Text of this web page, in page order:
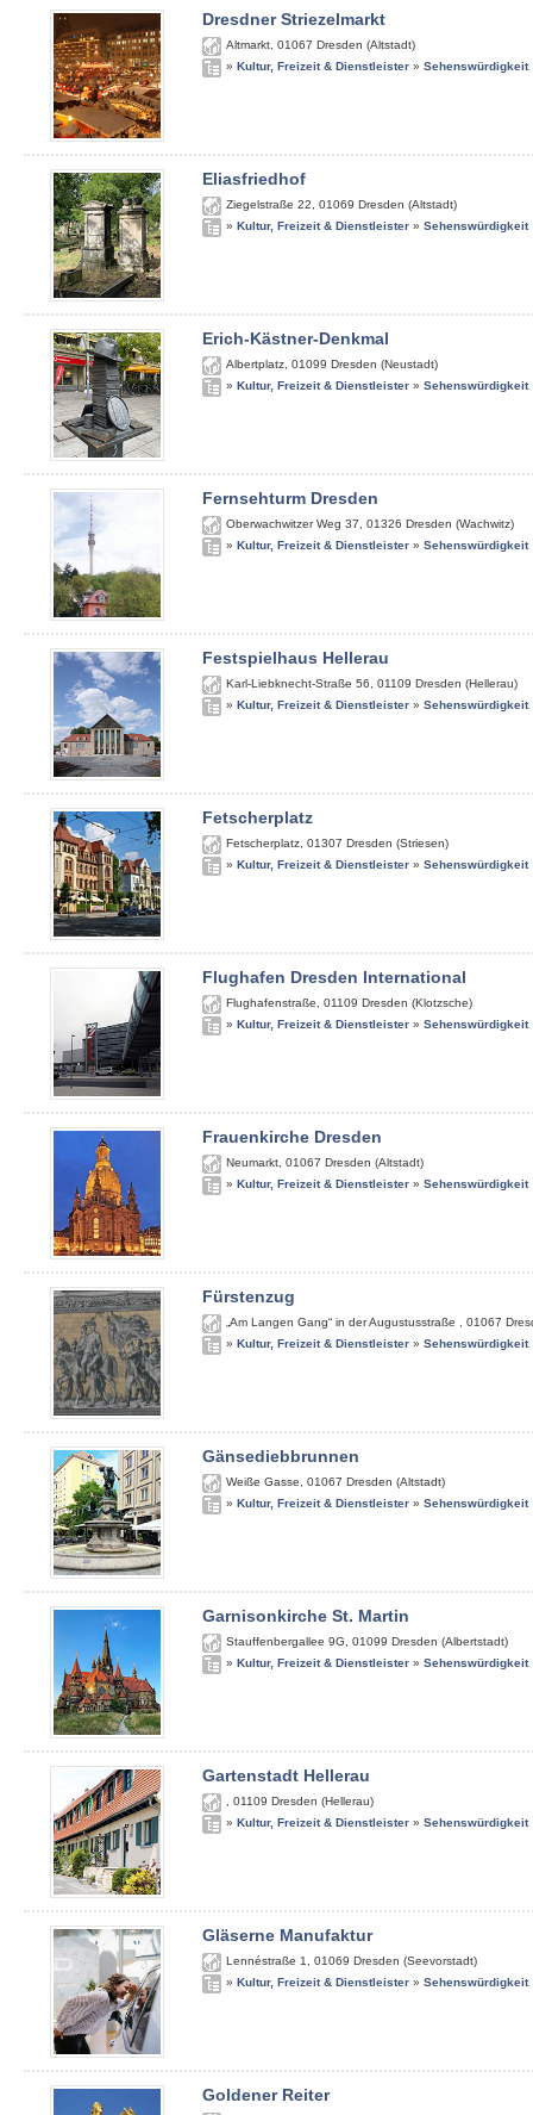
Dresdner Striezelmarkt
Altmarkt 01067 Dresden (Altstadt)
» Kultur, Freizeit & Dienstleister » Sehenswürdigkeit
Eliasfriedhof
Ziegelstraße 22 01069 Dresden (Altstadt)
» Kultur, Freizeit & Dienstleister » Sehenswürdigkeit
Erich-Kästner-Denkmal
Albertplatz 01099 Dresden (Neustadt)
» Kultur, Freizeit & Dienstleister » Sehenswürdigkeit
Fernsehturm Dresden
Oberwachwitzer Weg 37 01326 Dresden (Wachwitz)
» Kultur, Freizeit & Dienstleister » Sehenswürdigkeit
Festspielhaus Hellerau
Karl-Liebknecht-Straße 56 01109 Dresden (Hellerau)
» Kultur, Freizeit & Dienstleister » Sehenswürdigkeit
Fetscherplatz
Fetscherplatz 01307 Dresden (Striesen)
» Kultur, Freizeit & Dienstleister » Sehenswürdigkeit
Flughafen Dresden International
Flughafenstraße 01109 Dresden (Klotzsche)
» Kultur, Freizeit & Dienstleister » Sehenswürdigkeit
Frauenkirche Dresden
Neumarkt 01067 Dresden (Altstadt)
» Kultur, Freizeit & Dienstleister » Sehenswürdigkeit
Fürstenzug
„Am Langen Gang“ in der Augustusstraße 01067
» Kultur, Freizeit & Dienstleister » Sehenswürdigkeit
Gänsediebbrunnen
Weiße Gasse 01067 Dresden (Altstadt)
» Kultur, Freizeit & Dienstleister » Sehenswürdigkeit
Garnisonkirche St. Martin
Stauffenbergallee 9G 01099 Dresden (Albertstadt)
» Kultur, Freizeit & Dienstleister » Sehenswürdigkeit
Gartenstadt Hellerau
01109 Dresden (Hellerau)
» Kultur, Freizeit & Dienstleister » Sehenswürdigkeit
Gläserne Manufaktur
Lennéstraße 1 01069 Dresden (Seevorstadt)
» Kultur, Freizeit & Dienstleister » Sehenswürdigkeit
Goldener Reiter